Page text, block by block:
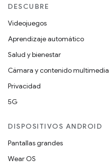
DESCUBRE
Videojuegos
Aprendizaje automático
Salud y bienestar
Cámara y contenido multimedia
Privacidad
5G
DISPOSITIVOS ANDROID
Pantallas grandes
Wear OS